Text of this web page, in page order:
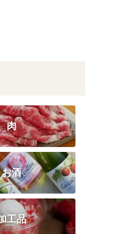
肉
お酒
工品